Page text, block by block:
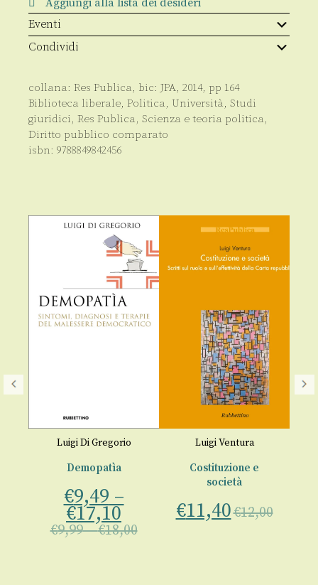
Eventi
Condividi
collana: Res Publica, bic: JPA, 2014, pp 164
Biblioteca liberale, Politica, Università, Studi
giuridici, Res Publica, Scienza e teoria politica,
Diritto pubblico comparato
isbn: 9788849842456
Luigi Di Gregorio
Demopatìa
€9,49 –
€17,10
€9,99–€18,00
Luigi Ventura
Costituzione e
società
€11,40€12,00